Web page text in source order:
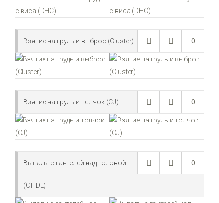
0
Взятие на грудь и выброс (Cluster)
0
Взятие на грудь и толчок (CJ)
0
Выпады с гантелей над головой
(OHDL)